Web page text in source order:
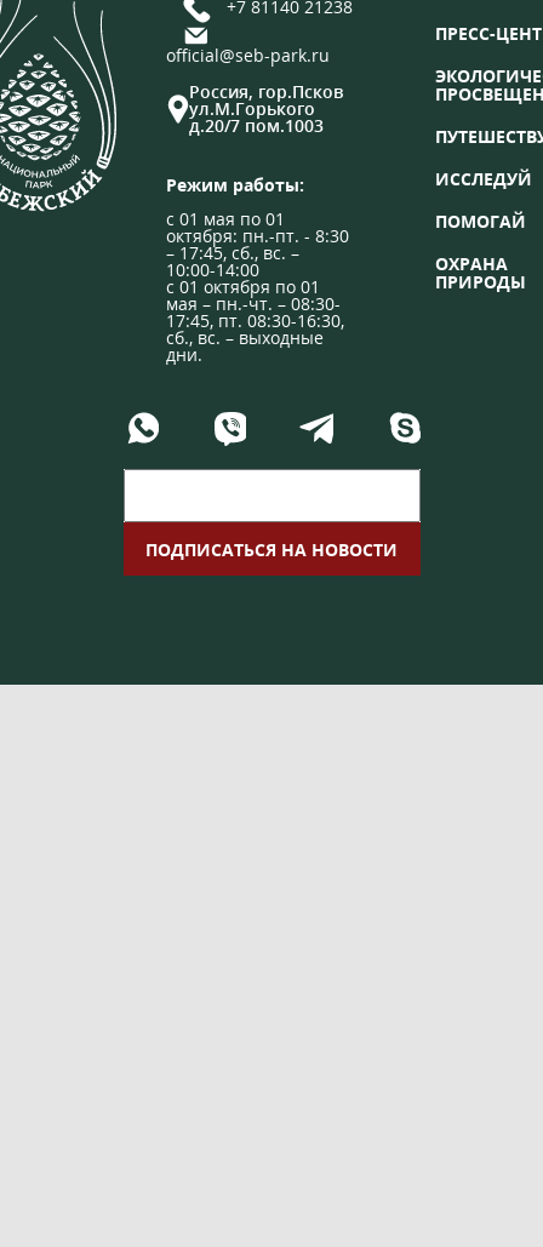
+7 81140 21238
official@seb-park.ru
Россия, гор.Псков
ул.М.Горького
д.20/7 пом.1003
Режим работы:
с 01 мая по 01
октября: пн.-пт. - 8:30
– 17:45, сб., вс. –
10:00-14:00
с 01 октября по 01
мая – пн.-чт. – 08:30-
17:45, пт. 08:30-16:30,
сб., вс. – выходные
дни.
ПРЕСС-
ИССЛЕДУЙ
ПОМОГАЙ
ОХРАНА
ПРИРОДЫ